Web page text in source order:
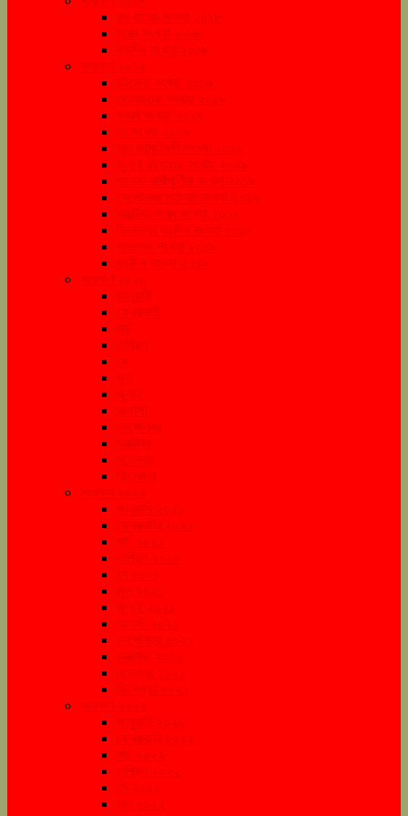
রথ যাত্রা সংখ্যা ২০১৮
শারদ সংখ্যা ২০১৮
বড়দিন সংখ্যা ২০১৮
সংরক্ষণ ২০১৯
বইমেলা সংখ্যা ২০১৯
দোলযাত্রা সংখ্যা ২০১৯
নববর্ষ সংখ্যা ২০১৯
মে সংখ্যা ২০১৯
জুন জামাইষষ্ঠী সংখ্যা ২০১৯
জুলাই রথযাত্রা সংখ্যা ২০১৯
আগস্ট রাখীপূর্ণিমা সংখ্যা ২০১৯
সেপ্টেম্বর মহালয়া সংখ্যা ২০১৯
অক্টোবর শারদ সংখ্যা ২০১৯
ডিসেম্বর বড়দিন সংখ্যা ২০১৯
নভেম্বর সংখ্যা ২০১৯
বড়দিন সংখ্যা ২০১৯
সংরক্ষণ ২০২০
জানুয়ারী
ফেব্রুয়ারী
মার্চ
এপ্রিল
মে
জুন
জুলাই
অগাস্ট
সেপ্টেম্বর
অক্টোবর
নভেম্বর
ডিসেম্বর
সংরক্ষণ ২০২১
জানুয়ারি ২০২১
ফেব্রুয়ারি ২০২১
মার্চ ২০২১
এপ্রিল ২০২১
মে ২০২১
জুন ২০২১
জুলাই ২০২১
আগস্ট ২০২১
সেপ্টেম্বর ২০২১
অক্টোবর ২০২১
নভেম্বর ২০২১
ডিসেম্বর ২০২১
সংরক্ষণ ২০২২
জানুয়ারি ২০২২
ফেব্রুয়ারি ২০২২
মার্চ ২০২২
এপ্রিল ২০২২
মে ২০২২
জুন ২০২২